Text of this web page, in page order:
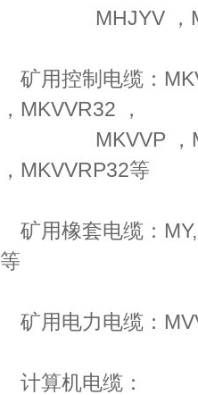
MHJYV ，
矿用控制电缆：
，MKVVR32 ，
MKVVP ，
，MKVVRP32等
矿用橡套电缆：
等
矿用电力电缆：
计算机电缆：